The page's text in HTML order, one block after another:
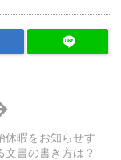
休暇をお知らせす
文書の書き方は？